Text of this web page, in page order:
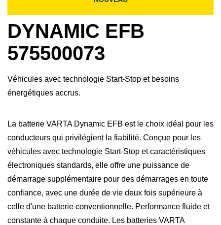
DYNAMIC EFB
575500073
Véhicules avec technologie Start-Stop et besoins
énergétiques accrus.
La batterie VARTA Dynamic EFB est le choix idéal pour les
conducteurs qui privilégient la fiabilité. Conçue pour les
véhicules avec technologie Start-Stop et caractéristiques
électroniques standards, elle offre une puissance de
démarrage supplémentaire pour des démarrages en toute
confiance, avec une durée de vie deux fois supérieure à
celle d'une batterie conventionnelle. Performance fluide et
constante à chaque conduite. Les batteries VARTA